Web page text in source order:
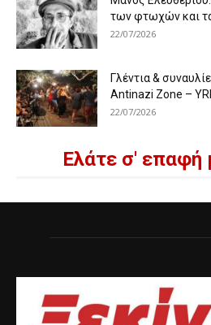
των φτωχών και
22/07/2026
Γλέντια &
Antinazi Zone –
22/07/2026
Ελάτε σ' επαφή